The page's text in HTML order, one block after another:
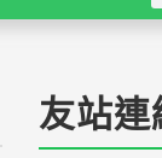
友站連